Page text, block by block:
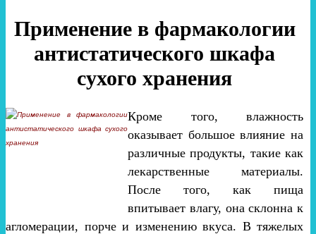
Применение в фармакологии
антистатического шкафа
сухого хранения
Кроме того, влажность
оказывает большое влияние на
различные продукты, такие как
лекарственные материалы.
После того, как пища
впитывает влагу, она склонна к
агломерации, порче и изменению вкуса. В тяжелых